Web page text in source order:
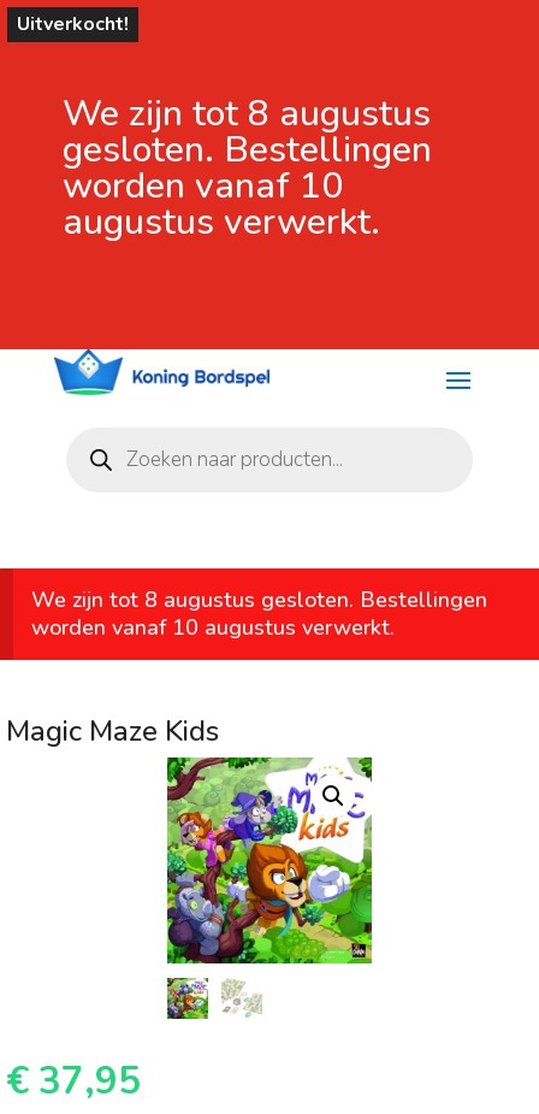
We zijn tot 8 augustus
gesloten. Bestellingen
worden vanaf 10
augustus verwerkt.
zoeken
We zijn tot 8 augustus gesloten. Bestellingen
worden vanaf 10 augustus verwerkt.
Uitverkocht!
Magic Maze Kids
€ 37,95